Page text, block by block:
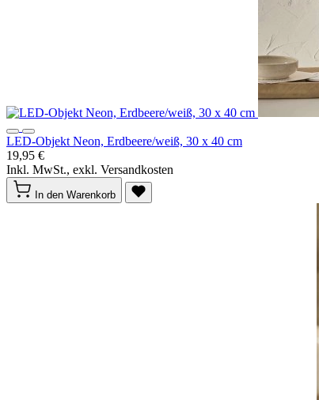
LED-Objekt Neon, Erdbeere/weiß, 30 x 40 cm
19,95 €
Inkl. MwSt., exkl. Versandkosten
In den Warenkorb